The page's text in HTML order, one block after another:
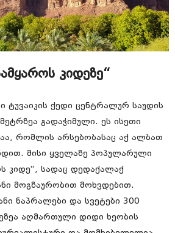
კიდეზე“
ტუვაიკის ქედი ცენტრალურ საუდის
გადაჭიმული. ეს ისეთი
რომლის არსებობასაც აქ ალბათ
მისი ყველაზე პოპულარული
კიდე“, სადაც დედაქალაქ
მოგზაურობით მოხვდებით.
ნაპრალები და სვეტები 300
აღმართული დიდი ხეობის